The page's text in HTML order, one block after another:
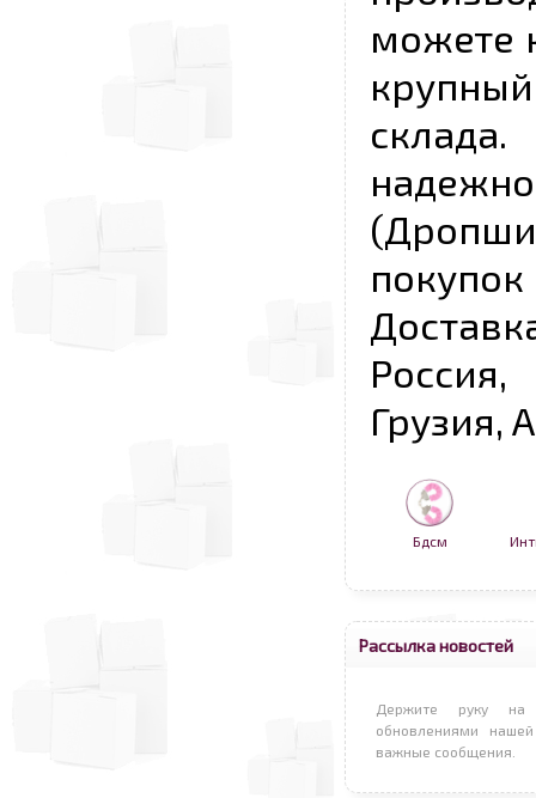
можете
Грузия,
Бдсм
Рассылка новостей
Держите руку на
обновлениями
важные сообщения.